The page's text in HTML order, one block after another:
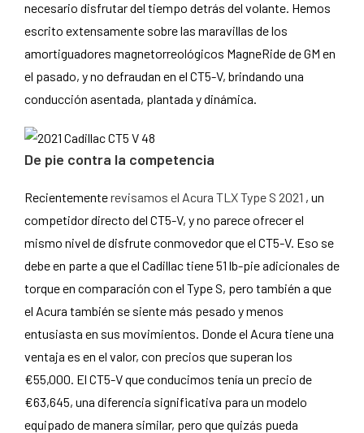
necesario disfrutar del tiempo detrás del volante. Hemos
escrito extensamente sobre las maravillas de los
amortiguadores magnetorreológicos MagneRide de GM en
el pasado, y no defraudan en el CT5-V, brindando una
conducción asentada, plantada y dinámica.
De pie contra la competencia
Recientementerevisamos el Acura TLX Type S 2021 , un
competidor directo del CT5-V, y no parece ofrecer el
mismo nivel de disfrute conmovedor que el CT5-V. Eso se
debe en parte a que el Cadillac tiene 51 lb-pie adicionales de
torque en comparación con el Type S, pero también a que
el Acura también se siente más pesado y menos
entusiasta en sus movimientos. Donde el Acura tiene una
ventaja es en el valor, con precios que superan los
€55,000. El CT5-V que conducimos tenía un precio de
€63,645, una diferencia significativa para un modelo
equipado de manera similar, pero que quizás pueda